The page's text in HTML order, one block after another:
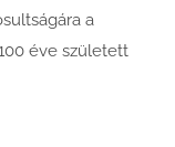
a
éve született